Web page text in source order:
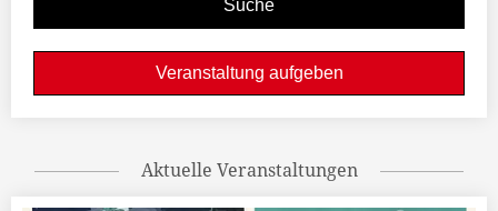
Veranstaltung aufgeben
Aktuelle Veranstaltungen